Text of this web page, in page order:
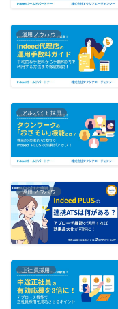
運用ノウハウ
アルバイト採用
運用ノウハウ
正社員採用